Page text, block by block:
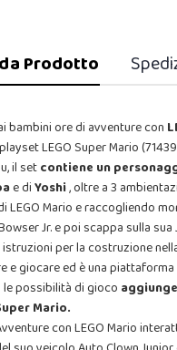
Prodotto
bambini ore di avventure con
LEGO Super Mario
il setcontiene un
e diYoshi, oltre a 3
LEGO Mario e raccogliendo
Jr. e poi scappa sulla sua
per la costruzione
e giocare ed è una
le possibilità di gioco
Mario.
con LEGO Mario